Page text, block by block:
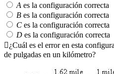
A es la configuración correcta
B es la configuración correcta
C es la configuración correcta
D es la configuración correcta
¿Cuál es el error en esta
de pulgadas en un kilómetro?